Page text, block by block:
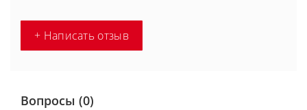
+ Написать отзыв
Вопросы (0)